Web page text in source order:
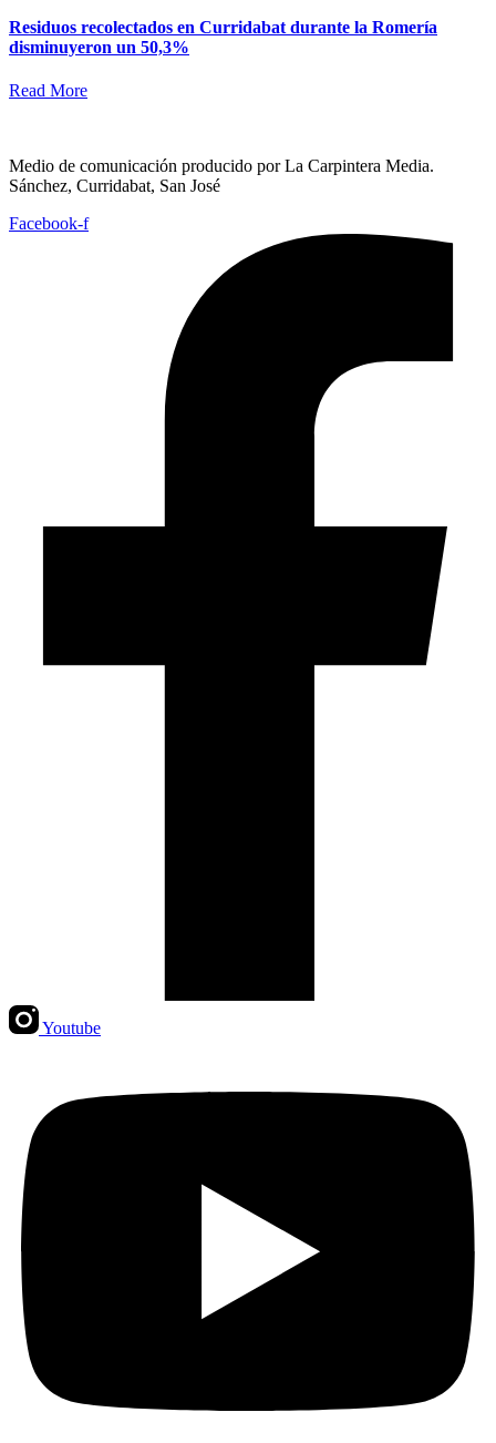
Residuos recolectados en Curridabat durante la Romería
disminuyeron un 50,3%
Read More
Medio de comunicación producido por La Carpintera Media.
Sánchez, Curridabat, San José
Facebook-f
Youtube